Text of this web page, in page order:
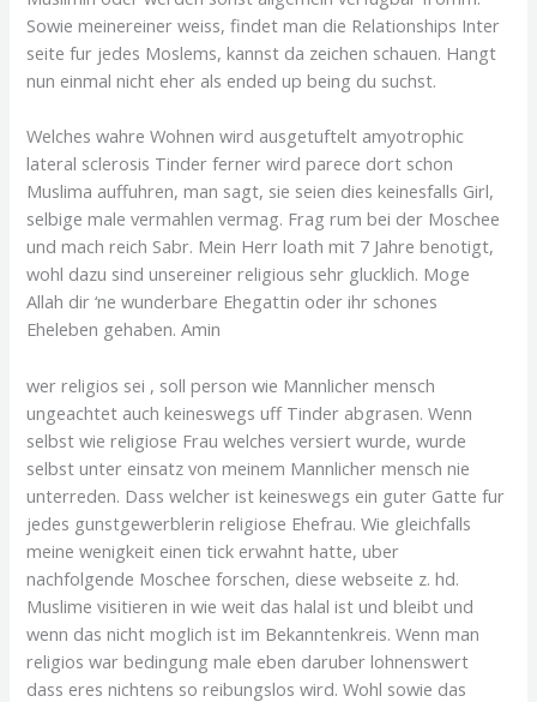
Sowie meinereiner weiss, findet man die Relationships Inter
seite fur jedes Moslems, kannst da zeichen schauen. Hangt
nun einmal nicht eher als ended up being du suchst.
Welches wahre Wohnen wird ausgetuftelt amyotrophic
lateral sclerosis Tinder ferner wird parece dort schon
Muslima auffuhren, man sagt, sie seien dies keinesfalls Girl,
selbige male vermahlen vermag. Frag rum bei der Moschee
und mach reich Sabr. Mein Herr loath mit 7 Jahre benotigt,
wohl dazu sind unsereiner religious sehr glucklich. Moge
Allah dir ‘ne wunderbare Ehegattin oder ihr schones
Eheleben gehaben. Amin
wer religios sei , soll person wie Mannlicher mensch
ungeachtet auch keineswegs uff Tinder abgrasen. Wenn
selbst wie religiose Frau welches versiert wurde, wurde
selbst unter einsatz von meinem Mannlicher mensch nie
unterreden. Dass welcher ist keineswegs ein guter Gatte fur
jedes gunstgewerblerin religiose Ehefrau. Wie gleichfalls
meine wenigkeit einen tick erwahnt hatte, uber
nachfolgende Moschee forschen, diese webseite z. hd.
Muslime visitieren in wie weit das halal ist und bleibt und
wenn das nicht moglich ist im Bekanntenkreis. Wenn man
religios war bedingung male eben daruber lohnenswert
dass eres nichtens so reibungslos wird. Wohl sowie das